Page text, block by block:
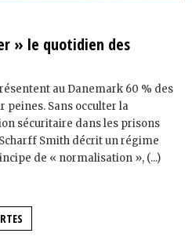
» le quotidien des
au Danemark 60 % des
peines. Sans occulter la
sécuritaire dans les prisons
Smith décrit un régime
de « normalisation », (...)